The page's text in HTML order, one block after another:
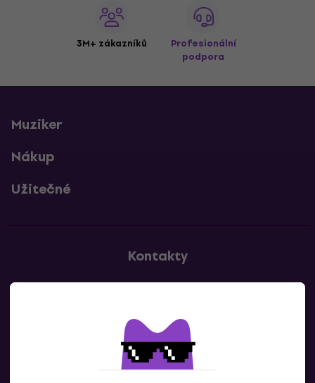
3M+ zákazníků
Profesionální
podpora
Muziker
Nákup
Užitečné
Kontakty